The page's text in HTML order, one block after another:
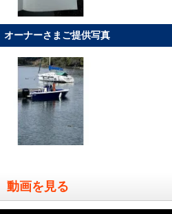
オーナーさまご提供写真
動画を見る